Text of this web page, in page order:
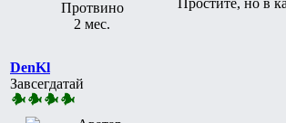
Протвино
2 мес.
DenKl
Завсегдатай